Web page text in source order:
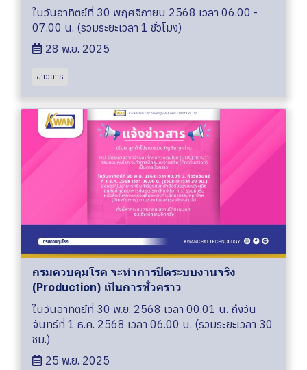
ในวันอาทิตย์ที่ 30 พฤศจิกายน 2568 เวลา 06.00 -
07.00 น. (รวมระยะเวลา 1 ชั่วโมง)
28 พ.ย. 2025
ข่าวสาร
กรมควบคุมโรค จะทำการปิดระบบงานจริง
(Production) เป็นการชั่วคราว
ในวันอาทิตย์ที่ 30 พ.ย. 2568 เวลา 00.01 น. ถึงวัน
จันทร์ที่ 1 ธ.ค. 2568 เวลา 06.00 น. (รวมระยะเวลา 30
ชม.)
25 พ.ย. 2025